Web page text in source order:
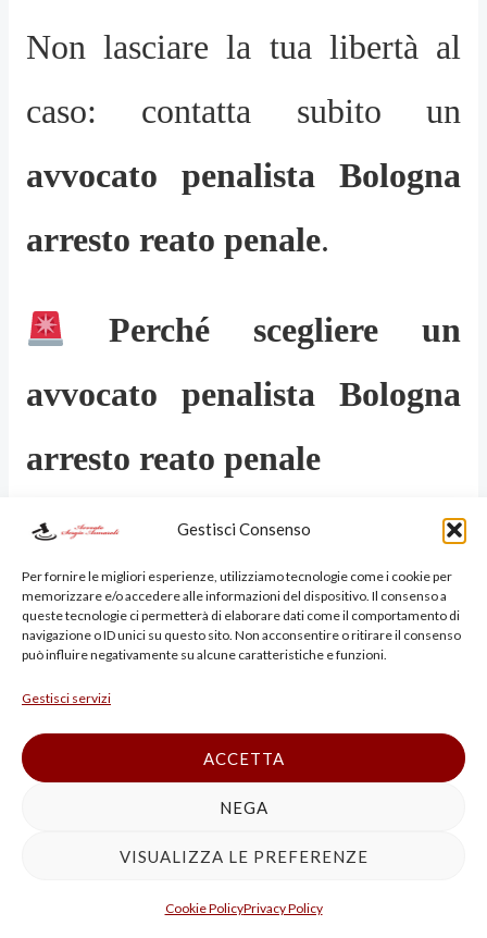
Gestisci Consenso
Per fornire le migliori esperienze, utilizziamo tecnologie come i cookie per
memorizzare e/o accedere alle informazioni del dispositivo. Il consenso a
queste tecnologie ci permetterà di elaborare dati come il comportamento di
navigazione o ID unici su questo sito. Non acconsentire o ritirare il consenso
può influire negativamente su alcune caratteristiche e funzioni.
Gestisci servizi
ACCETTA
NEGA
VISUALIZZA LE PREFERENZE
Cookie PolicyPrivacy Policy
Non lasciare la tua libertà al
caso: contatta subito un
avvocato penalista Bologna
arresto reato penale.
Perché scegliere un
avvocato penalista Bologna
arresto reato penale
Un arresto non è solo un
momento difficile: èl’inizio di
ogni decisione conta.
avvocato penalista
Bologna arresto reato penale